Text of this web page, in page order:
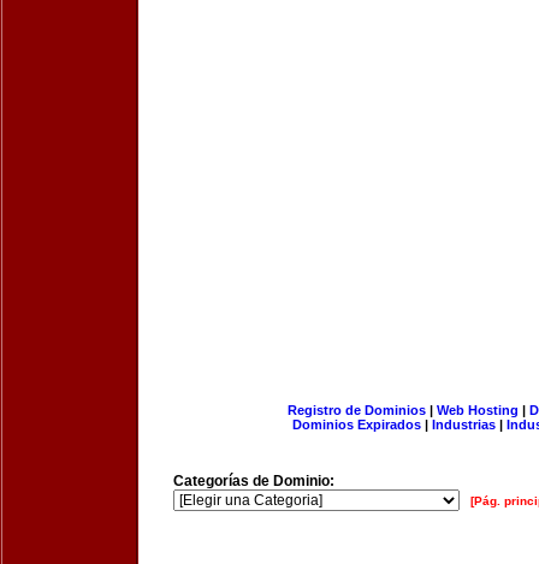
Registro de Dominios| Web Hosting |
Dominios Expirados | Industrias |
Categorías de Dominio:
[Pág.